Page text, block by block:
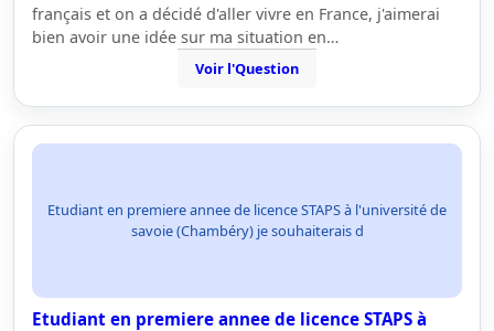
français et on a décidé d'aller vivre en France, j'aimerai
bien avoir une idée sur ma situation en…
Voir l'Question
Etudiant en premiere annee de licence STAPS à l'université de
savoie (Chambéry) je souhaiterais d
Etudiant en premiere annee de licence STAPS à